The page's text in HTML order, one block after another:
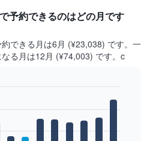
予約できるのはどの月です
できる月は6月 (¥23,038) です。一
る月は12月​ (¥74,003) です。c